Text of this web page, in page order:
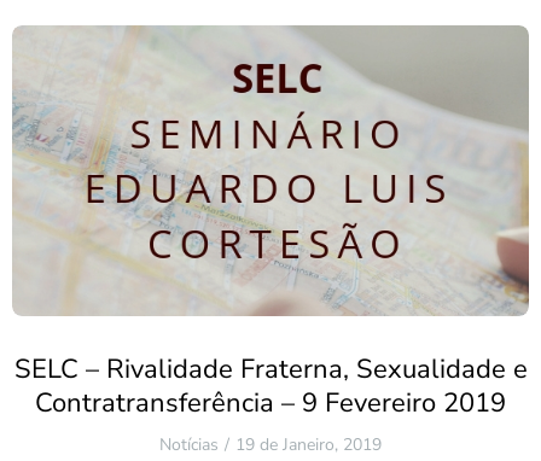
SELC – Rivalidade Fraterna, Sexualidade e
Contratransferência – 9 Fevereiro 2019
Notícias 19 de Janeiro, 2019